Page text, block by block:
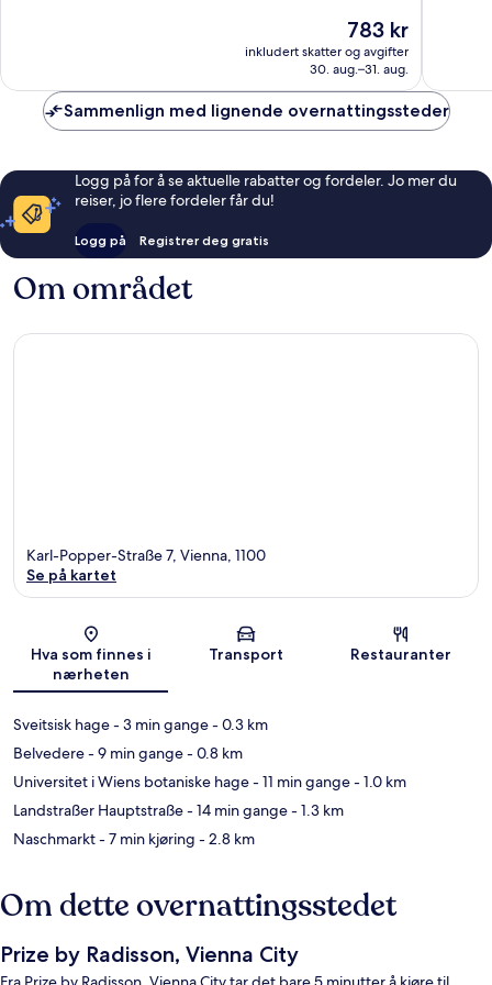
Prisen
783 kr
783 kr
inkludert skatter og avgifter
30. aug.–31. aug.
Sammenlign med lignende overnattingssteder
Logg på for å se aktuelle rabatter og fordeler. Jo mer du
reiser, jo flere fordeler får du!
Logg på Registrer deg gratis
Om området
Kart
Karl-Popper-Straße 7, Vienna, 1100
Se på kartet
Hva som finnes i
nærheten
Transport Restauranter
Sveitsisk hage- 3 min gange- 0.3 km
Belvedere- 9 min gange- 0.8 km
Universitet i Wiens botaniske hage- 11 min gange- 1.0 km
Landstraßer Hauptstraße- 14 min gange- 1.3 km
Naschmarkt- 7 min kjøring - 2.8 km
Om dette overnattingsstedet
Prize by Radisson, Vienna City